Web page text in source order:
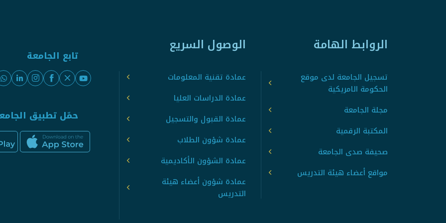
الروابط الهامة
تسجيل الجامعة لدى موقع
الحكومة الامريكية
مجلة الجامعة
المكتبة الرقمية
صحيفة صدى الجامعة
مواقع أعضاء هيئة التدريس
الوصول السريع
عمادة تقنية المعلومات
عمادة الدراسات العليا
عمادة القبول والتسجيل
عمادة شؤون الطلاب
عمادة الشؤون الأكاديمية
عمادة شؤون أعضاء هيئة
التدريس
تابع الجامعة
حمّل تطبيق